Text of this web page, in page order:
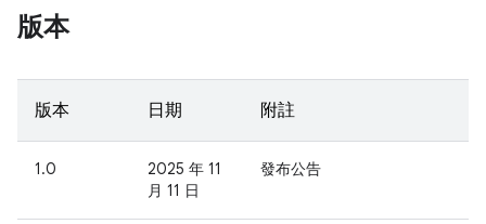
版本
版本 日期 附註
1.0
2025 年 11
月 11 日
發布公告